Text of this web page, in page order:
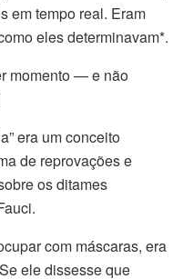
em tempo real. Eram
eles determinavam*.
momento — e não
era um conceito
de reprovações e
os ditames
com máscaras, era
ele dissesse que